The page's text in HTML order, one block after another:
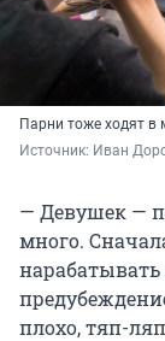
Парни тоже ходят
Источник: Иван
— Девушек —
много.
нарабатывать
плохо, тяп-